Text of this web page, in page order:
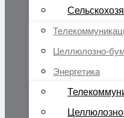
Целлюлозно-
Энергетика